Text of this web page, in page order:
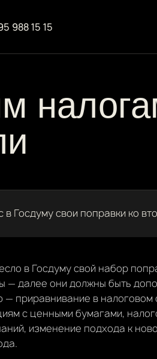
988 15 15
в Госдуму свои поправки ко
в Госдуму свой набор
— далее они должны быть
— приравнивание в
с ценными бумагами,
изменение подхода к